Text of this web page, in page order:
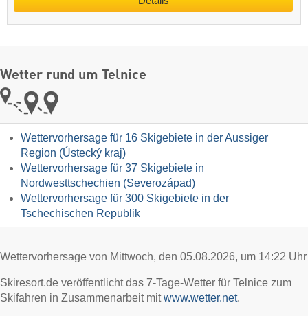
Wetter rund um Telnice
Wettervorhersage für 16 Skigebiete in der Aussiger
Region (Ústecký kraj)
Wettervorhersage für 37 Skigebiete in
Nordwesttschechien (Severozápad)
Wettervorhersage für 300 Skigebiete in der
Tschechischen Republik
Wettervorhersage von Mittwoch, den 05.08.2026, um 14:22 Uhr
Skiresort.de veröffentlicht das 7-Tage-Wetter für Telnice zum
Skifahren in Zusammenarbeit mitwww.wetter.net.